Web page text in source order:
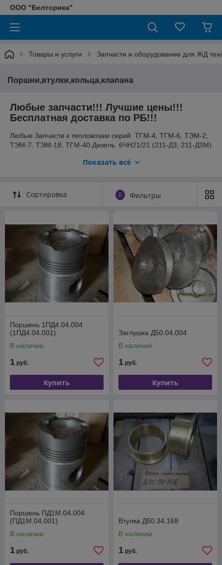
ООО "Белторика"
Товары и услуги Запчасти и оборудование для ЖД
Поршни,втулки,кольца,клапана
Любые запчасти!!! Лучшие цены!!!
Бесплатная доставка по РБ!!!
Любые Запчасти к тепловозам серий ТГМ-4, ТГМ-6, ТЭМ-2,
ТЭМ-7, ТЭМ-18, ТГМ-40.Дизель 6ЧН21/21 (211-Д3, 211-Д3М)
УГП ( 750/1200; 750/202пр)Турбокомпрессоры (ТК-18,
привода.коленчатые, отбора мощности, в сборе.Колесные
пары ТГМ-4, ТГМ-6, ТЭМ-7Редуктора осевые, червячные,
Регуляторы.Маслоохладители (Теплообменники) к Дизелю,
Угп.Электооборудование для теловозов и приборов КИП(
лампы, контролеры, контакторы, реле и др.)Тормозное
оборудование тепловозов.Топливная аппаратура
тепловозов (насосы, форсунки, распылители,плунжерные
пары и др.)Резинотехнические изделия. Электродвигатели
П-21м, П-22м, П-41.
Показать всё
Сортировка 0 Фильтры
Поршень 1ПД4.04.004
(1ПД4.04.001)
В наличии
1 руб.
Купить
Заглушка Д50.04.004
В наличии
1 руб.
Купить
Поршень ПД1М.04.004
(ПД1М.04.001)
В наличии
1 руб.
Втулка Д50.34.168
В наличии
1 руб.